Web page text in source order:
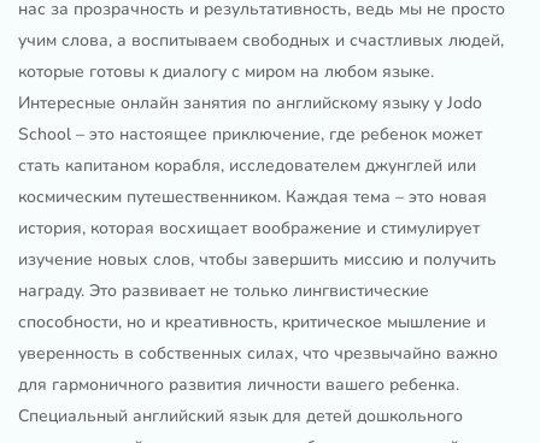
нас за прозрачность и результативность, ведь мы не просто
учим слова, а воспитываем свободных и счастливых людей,
которые готовы к диалогу с миром на любом языке.
Интересные онлайн занятия по английскому языку у Jodo
School – это настоящее приключение, где ребенок может
стать капитаном корабля, исследователем джунглей или
космическим путешественником. Каждая тема – это новая
история, которая восхищает воображение и стимулирует
изучение новых слов, чтобы завершить миссию и получить
награду. Это развивает не только лингвистические
способности, но и креативность, критическое мышление и
уверенность в собственных силах, что чрезвычайно важно
для гармоничного развития личности вашего ребенка.
Специальный английский язык для детей дошкольного